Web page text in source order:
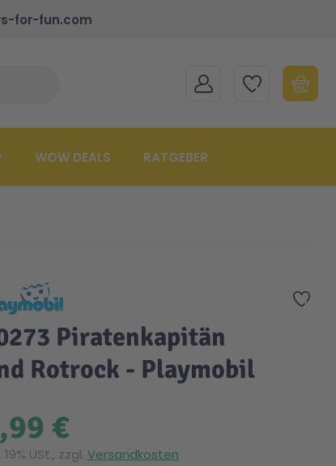
for-fun.com
MEIN KONTOMEINE WUNSCHLISTE
WOW DEALS RATGEBER
Zur
Piratenkapitän
Rotrock - Playmobil
€
19% USt., zzgl. Versandkosten